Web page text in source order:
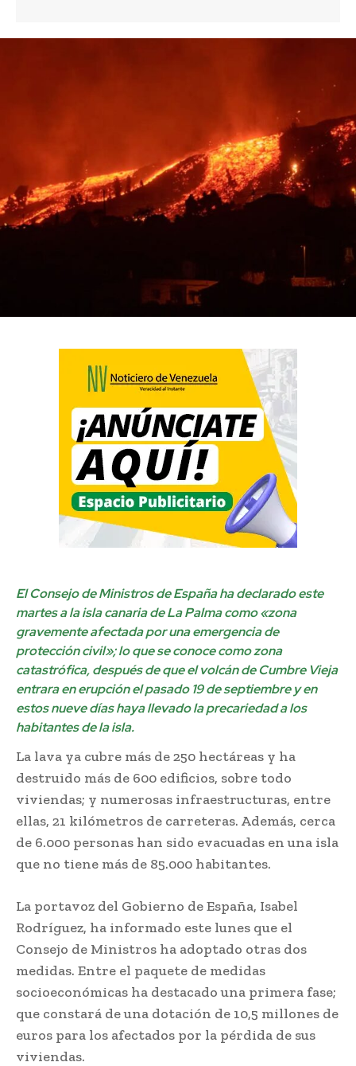
El Consejo de Ministros de España ha declarado este
martes a la isla canaria de La Palma como «zona
gravemente afectada por una emergencia de
protección civil»; lo que se conoce como zona
catastrófica, después de que elvolcán de Cumbre Vieja
entrara en erupciónel pasado 19 de septiembre y en
estos nueve días haya llevado la precariedad a los
habitantes de la isla.
La lava ya cubre más de 250 hectáreas y ha
destruido más de 600 edificios, sobre todo
viviendas; y numerosas infraestructuras, entre
ellas, 21 kilómetros de carreteras. Además, cerca
de 6.000 personas han sido evacuadas en una isla
que no tiene más de 85.000 habitantes.
La portavoz del Gobierno de España, Isabel
Rodríguez, ha informado este lunes que el
Consejo de Ministros ha adoptado otras dos
medidas. Entre el paquete de medidas
socioeconómicas ha destacado una primera fase;
que constará de una dotación de 10,5 millones de
euros para los afectados por la pérdida de sus
viviendas.